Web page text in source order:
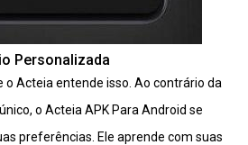
Personalizada
o Acteia entende isso. Ao contrário da
o Acteia APK Para Android se
preferências. Ele aprende com suas